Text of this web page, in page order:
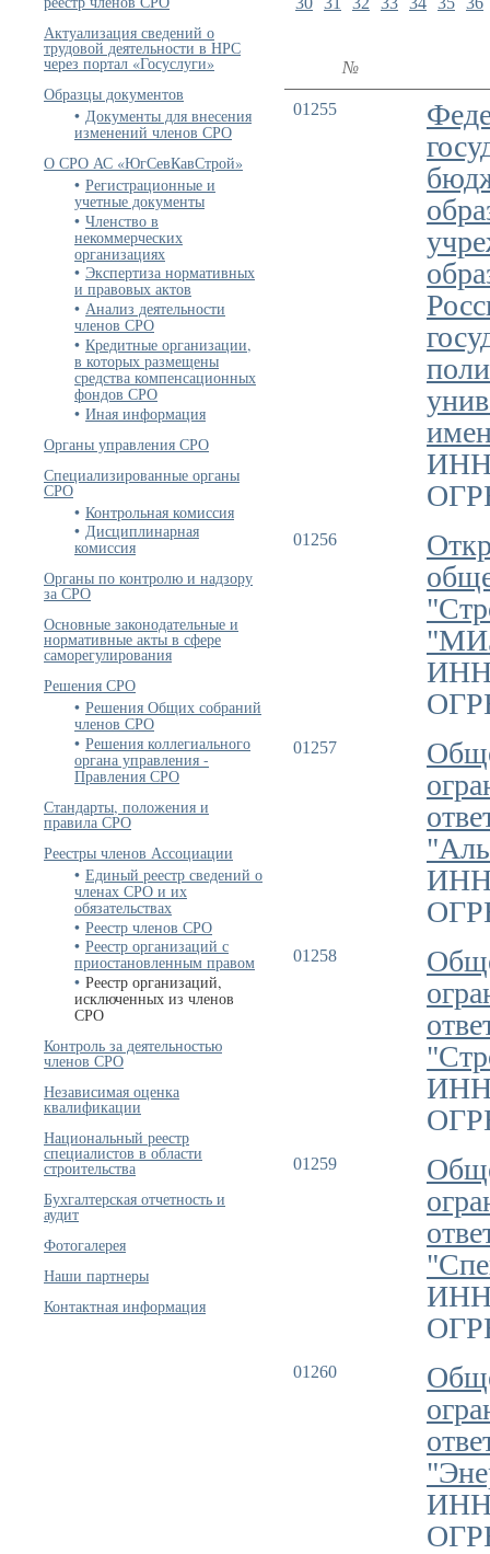
Актуализация сведений о
трудовой деятельности в НРС
через портал «Госуслуги»
Образцы документов
Документы для внесения
изменений членов СРО
О СРО АС «ЮгСевКавСтрой»
Регистрационные и
учетные документы
Членство в
некоммерческих
организациях
Экспертиза нормативных
и правовых актов
Анализ деятельности
членов СРО
Кредитные организации,
в которых размещены
средства компенсационных
фондов СРО
Иная информация
Органы управления СРО
Специализированные органы
СРО
Контрольная комиссия
Дисциплинарная
комиссия
Органы по контролю и надзору
за СРО
Основные законодательные и
нормативные акты в сфере
саморегулирования
Решения СРО
Решения Общих собраний
членов СРО
Решения коллегиального
органа управления -
Правления СРО
Стандарты, положения и
правила СРО
Реестры членов Ассоциации
Единый реестр сведений о
членах СРО и их
обязательствах
Реестр членов СРО
Реестр организаций с
приостановленным правом
Реестр организаций,
исключенных из членов
СРО
Контроль за деятельностью
членов СРО
Независимая оценка
квалификации
Национальный реестр
специалистов в области
строительства
Бухгалтерская отчетность и
аудит
Фотогалерея
Наши партнеры
Контактная информация
№
01255
ИНН
01256
ИНН
01257
ИНН
01258
ИНН
01259
ИНН
01260
ИНН